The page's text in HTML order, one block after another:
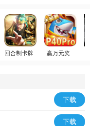
回合制卡牌
赢万元奖
下载
下载